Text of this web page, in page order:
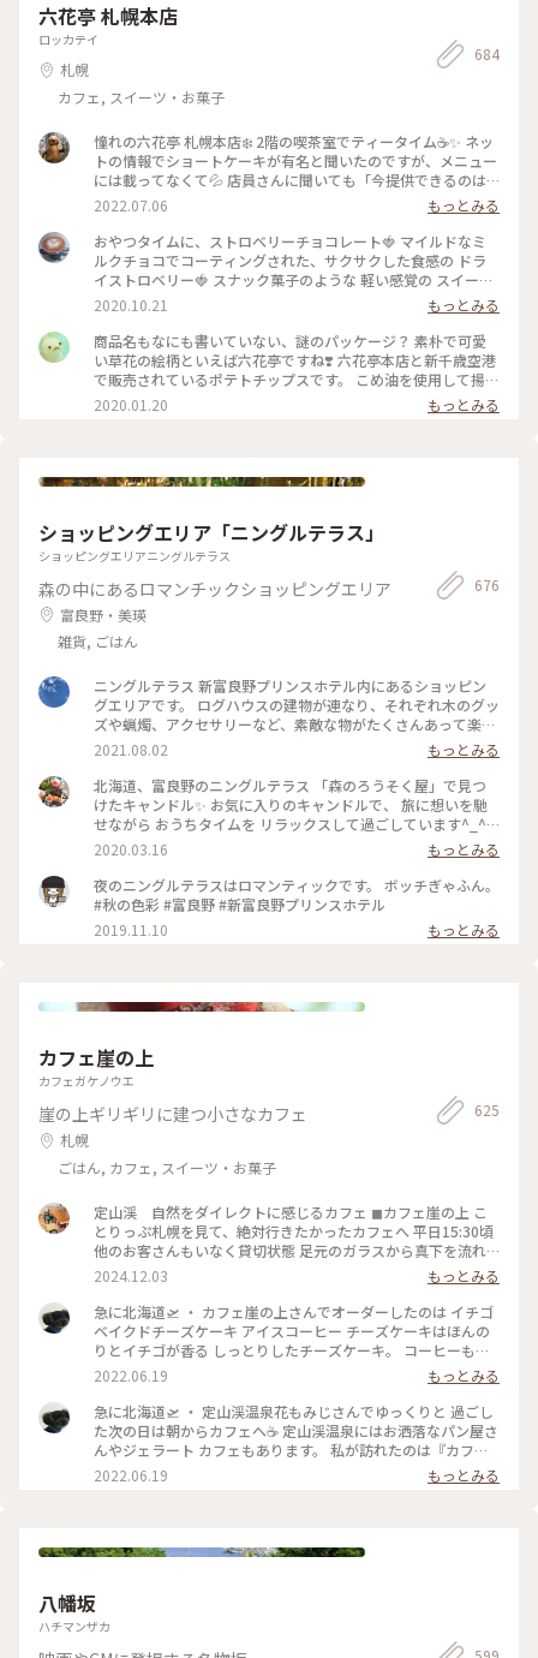
らの100万ドルの夜景🌃✨ これがなんと…食事の予約を19時に
してたので 日が暮れる前に函館山を下山という悲しい結果に
😭 食事の後また行こうか？とも考えたのですが… お酒がすす
み過ぎて外出出来ませんでした🤪 ＊ #
ちいさな列車旅
スティックも可愛くて、インテリアとして置いておけるのと、
挿すだけでお気に入りの香りが楽しめるところが素敵でした🪴
香りは旅の思い出としてお土産にするのも良いなと思い、お気
サリーも、色や形ひとつひとつに違う味が出ていて、どれを選
ぼうか凄く悩ましかったです、、🥹 旅の思い出に出会えた素敵
な場所でした🧸 📷2025.08.07 #一人旅#夏旅#ゆるり夏時間#北
海道#函館市#函館#函館駅#ベイエリア#金森赤レンガ倉庫#赤
レンガ倉庫#函館煉瓦工場#金森赤レンガ倉庫店#赤瓦#コース
ター#アロマ#アロマグッズ#香り#旅の思い出#ハンドメイドア
クセサリー#アクセサリー#ハンドメイド#ガラス製品#食器#函
六花亭 札幌本店
ロッカテイ
札幌
カフェ, スイーツ・お菓子
684
憧れの六花亭 札幌本店❄️ 2階の喫茶室でティータイム☕️✨ ネッ
トの情報でショートケーキが有名と聞いたのですが、メニュー
には載ってなくて💦 店員さんに聞いても「今提供できるのは
メニューにあるものだけです」と言われたのでプディングケー
キにしてみました🍮 しっかりとした固めプリンが食べ応えバ
ツグン😋 やっぱり六花亭はプリンも美味しい💕 喫茶室を満喫
することができて良かったのですが、店舗限定のマルセイアイ
スサンドは喫茶室の順番待ちをしなくてもコーヒースタンドで
いただけたので、そっちでもよかったかもなんて思ったり😅 1
階ではお土産などの商品が販売されていました🎁 人気のお菓
子もバラで売られているので好きな数だけ買えて便利♪ 私は
自宅に配送してもらうことにして、細かい個数で注文させても
らいました😊 ポテトチップス以外はどれでも帯広の工場から
直送してもらえるようです🚛 後日、ギッシリと箱詰めされた
お菓子がクール便で届きました😆 こんなにあったら当分お菓
幌 #六花亭 #プリン #北海道土産 #Myことりっぷ
2022.07.06
もっとみる
おやつタイムに、ストロベリーチョコレート🍓 マイルドなミ
ルクチョコでコーティングされた、サクサクした食感の ドラ
イストロベリー🍓 スナック菓子のような 軽い感覚の スイーツ
です♬ ミルクチョコレートの甘味といちごの酸味が 程良く美
味しい✨ お馴染みの 花柄のパッケージ。 北海道が拠点の 六花
亭。 立ち寄った近くのスーパーで見つけて買いました😊 期間
限定なので、見つけてラッキーでした♡ #スイーツ #おみやげ
#チョコレート #ストロベリーチョコレート #北海道 #六花亭 #
わたしの街 #北海道フェア #近所のスーパーで見つけた #こと
りっぷ東京
2020.10.21
もっとみる
商品名もなにも書いていない、謎のパッケージ？ 素朴で可愛
い草花の絵柄といえば六花亭ですね❣️ 六花亭本店と新千歳空港
で販売されているポテトチップスです。 こめ油を使用して揚げ
ているからか、 さくっと軽い食感。 アメリカンなポテトチッ
プスと比べて ふわっと空気を含むえびせんのような感じがし
お子たちをディズニーランドに送迎したり“親戚の姉ちゃん”頑
2020.01.20 もっとみる
ショッピングエリア「ニングルテラス」
ショッピングエリアニングルテラス
森の中にあるロマンチックショッピングエリア
富良野・美瑛
雑貨, ごはん
676
ニングルテラス 新富良野プリンスホテル内にあるショッピン
グエリアです。 ログハウスの建物が連なり、それぞれ木のグッ
ズや蝋燭、アクセサリーなど、素敵な物がたくさんあって楽し
いです♪ #ニングルテラス #新富良野プリンスホテル #富良野
#北海道
2021.08.02
もっとみる
北海道、富良野のニングルテラス 「森のろうそく屋」で見つ
けたキャンドル✨ お気に入りのキャンドルで、 旅に想いを馳
せながら おうちタイムを リラックスして過ごしています^_^ #
北海道 #富良野 #ニングルテラス #森のろうそく屋 #キャンド
ル #メルヘン #旅の思い出 #憧れの地
2020.03.16
もっとみる
夜のニングルテラスはロマンティックです。 ボッチぎゃふん。
#秋の色彩 #富良野 #新富良野プリンスホテル
2019.11.10
もっとみる
カフェ崖の上
カフェガケノウエ
崖の上ギリギリに建つ小さなカフェ
札幌
ごはん, カフェ, スイーツ・お菓子
625
定山渓 自然をダイレクトに感じるカフェ ◼︎カフェ崖の上 こ
とりっぷ札幌を見て、絶対行きたかったカフェへ 平日15:30頃
他のお客さんもいなく貸切状態 足元のガラスから真下を流れ
る清流が眺められる席を選び、川のせせらぎと(実際は前日の
雨のせいか結構激しい流れ)静かな店内に流れる音楽に癒し𓅨
リスとか会いたかった🐿️💕 コーヒーもケーキも美味しくっ
て、また色んな季節も感じたい素敵なお店でした！ #ベストト
リップ2024 #北海道 #札幌 #定山渓
2024.12.03
もっとみる
急に北海道🛫 ・ カフェ崖の上さんでオーダーしたのは イチゴ
ベイクドチーズケーキ アイスコーヒー チーズケーキはほんの
りとイチゴが香る しっとりしたチーズケーキ。 コーヒーもス
ッキリとした軽いコーヒーで 朝にはピッタリでした☺️ ・ #ア
ートみたいな景色 #Myことりっぷ #カフェ崖の上 #定山渓 #定
山渓温泉
2022.06.19
もっとみる
急に北海道🛫 ・ 定山渓温泉花もみじさんでゆっくりと 過ごし
た次の日は朝からカフェへ☕ 定山渓温泉にはお洒落なパン屋さ
んやジェラート カフェもあります。 私が訪れたのは『カフェ
崖の上』さん。 本当に崖の上に建ってまーす！ちょっと怖
い。 店内は静かなボサノヴァが流れ、コーヒーの 良い香りが
2022.06.19 もっとみる
八幡坂
ハチマンザカ